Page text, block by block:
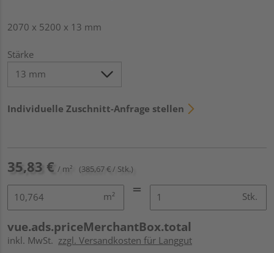
2070 x 5200 x 13 mm
Stärke
Individuelle Zuschnitt-Anfrage stellen
35,83 € / m² (385,67 € / Stk.)
m² Stk.
vue.ads.priceMerchantBox.total
inkl. MwSt. zzgl. Versandkosten für Langgut